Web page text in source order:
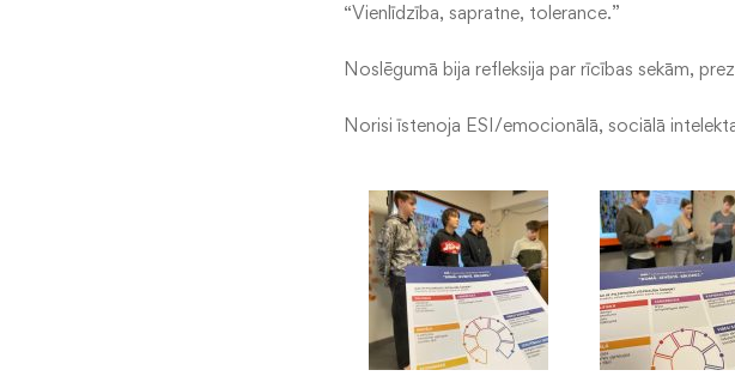
“Vienlīdzība, sapratne, tolerance.”
Noslēgumā bija refleksija par rīcības sekām,
Norisi īstenoja ESI/emocionālā, sociālā